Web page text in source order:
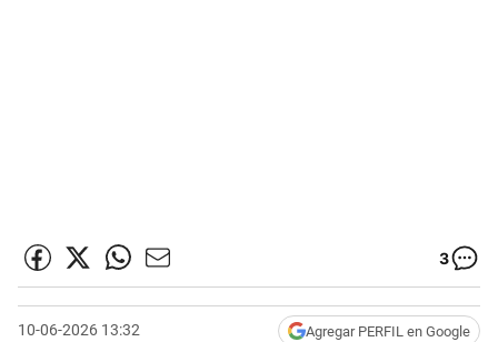
3
10-06-2026 13:32 Agregar PERFIL en Google